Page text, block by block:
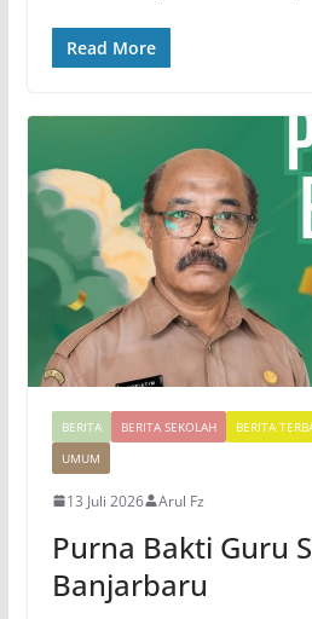
Read More
BERITA BERITA SEKOLAH BERITA
UMUM
13 Juli 2026 Arul Fz
Purna Bakti Guru
Banjarbaru